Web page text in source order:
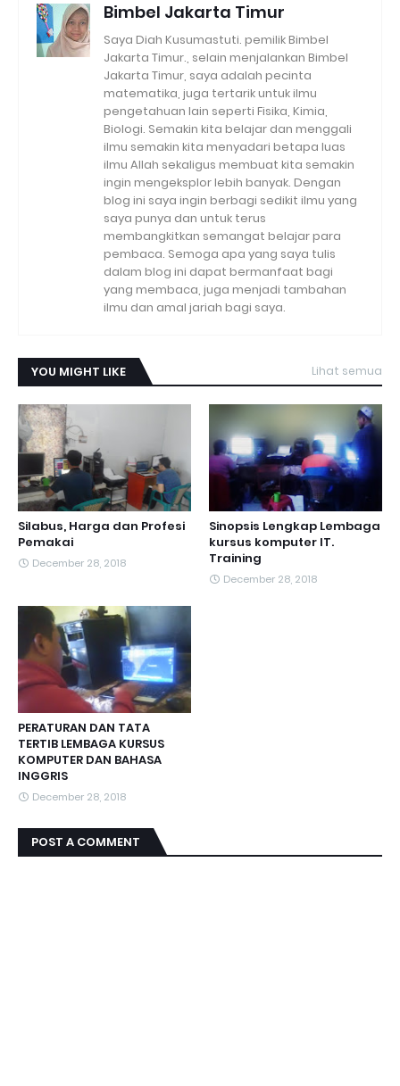
Bimbel Jakarta Timur
Saya Diah Kusumastuti. pemilik Bimbel
Jakarta Timur., selain menjalankan Bimbel
Jakarta Timur, saya adalah pecinta
matematika, juga tertarik untuk ilmu
pengetahuan lain seperti Fisika, Kimia,
Biologi. Semakin kita belajar dan menggali
ilmu semakin kita menyadari betapa luas
ilmu Allah sekaligus membuat kita semakin
ingin mengeksplor lebih banyak. Dengan
blog ini saya ingin berbagi sedikit ilmu yang
saya punya dan untuk terus
membangkitkan semangat belajar para
pembaca. Semoga apa yang saya tulis
dalam blog ini dapat bermanfaat bagi
yang membaca, juga menjadi tambahan
ilmu dan amal jariah bagi saya.
YOU MIGHT LIKE Lihat semua
Silabus, Harga dan Profesi
Pemakai
December 28, 2018
Sinopsis Lengkap Lembaga
kursus komputer IT.
Training
December 28, 2018
PERATURAN DAN TATA
TERTIB LEMBAGA KURSUS
KOMPUTER DAN BAHASA
INGGRIS
December 28, 2018
POST A COMMENT